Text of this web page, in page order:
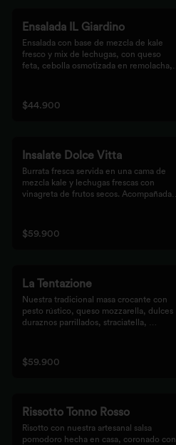
Ensalada IL Giardino
Ensalada con base de mezcla de kale
fresco y mix de lechugas, con queso
feta, cebolla osmotizada en remolacha,
Pollo Romero y finalizada con cipolla
corcante.
$44.900
Insalate Dolce Vitta
Burrata fresca servida en una cama de
mezcla kale y lechugas frescas con
vinagreta de frutos secos. Acompañada
finalizada con bastones de pan de masa
madre al grill.
$59.900
La Tentazione
Nuestra tradicional masa crocante con
pesto rústico, queso mozzarella, dulces
duraznos parrillados, straciatella,
$59.900
Rissotto Tonno Rosso
Risotto con nuestra artesanal salsa
pomodoro hecha en casa, coronado con